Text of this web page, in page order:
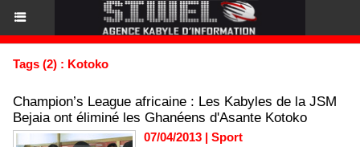
Tags (2) : Kotoko
Champion’s League africaine : Les Kabyles de la JSM
Bejaia ont éliminé les Ghanéens d'Asante Kotoko
07/04/2013 | Sport